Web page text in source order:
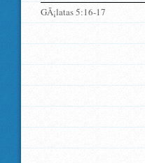
GÃ¡latas 5:16-17